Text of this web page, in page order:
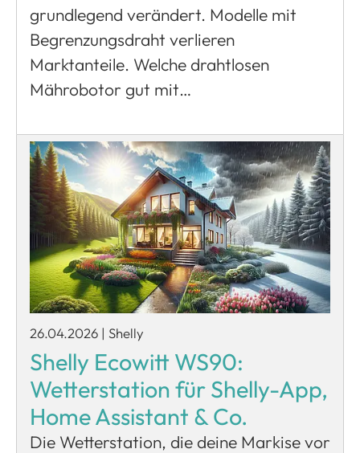
grundlegend verändert. Modelle mit
Begrenzungsdraht verlieren
Marktanteile. Welche drahtlosen
Mährobotor gut mit…
26.04.2026 | Shelly
Shelly Ecowitt WS90:
Wetterstation für Shelly-App,
Home Assistant & Co.
Die Wetterstation, die deine Markise vor